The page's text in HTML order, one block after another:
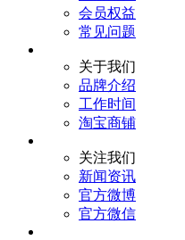
会员权益
常见问题
关于我们
品牌介绍
工作时间
淘宝商铺
关注我们
新闻资讯
官方微博
官方微信